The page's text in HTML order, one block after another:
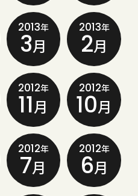
2013年
3月
2013年
2月
2012年
11月
2012年
10月
2012年
7月
2012年
6月